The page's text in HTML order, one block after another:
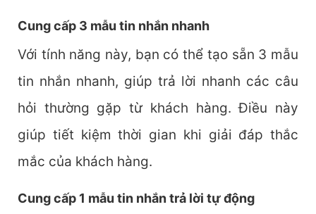
Cung cấp 3 mẫu tin nhắn nhanh
Với tính năng này, bạn có thể tạo sẵn 3 mẫu
tin nhắn nhanh, giúp trả lời nhanh các câu
hỏi thường gặp từ khách hàng. Điều này
giúp tiết kiệm thời gian khi giải đáp thắc
mắc của khách hàng.
Cung cấp 1 mẫu tin nhắn trả lời tự động